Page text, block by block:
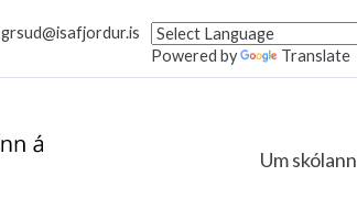
grsud@isafjordur.is
Powered by
Translate
Um skólann